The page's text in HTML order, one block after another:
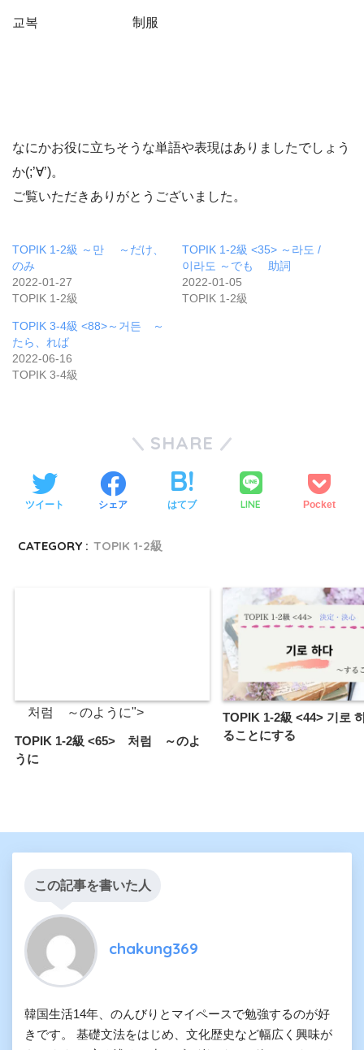
교복 制服
なにかお役に立ちそうな単語や表現はありましたでしょう
か(;’∀’)。
ご覧いただきありがとうございました。
TOPIK 1-2級 ～만 ～だけ、
のみ
2022-01-27
TOPIK 1-2級
TOPIK 1-2級 <35> ～라도 /
이라도 ～でも 助詞
2022-01-05
TOPIK 1-2級
TOPIK 3-4級 <88>～거든 ～
たら、れば
2022-06-16
TOPIK 3-4級
SHARE
ツイート シェア はてブ LINE Pocket
CATEGORY : TOPIK 1-2級
처럼 ～のように">
TOPIK 1-2級 <65> 처럼 ～のよ
うに
TOPIK 1-2級 <44> 기로
ることにする
この記事を書いた人
chakung369
韓国生活14年、のんびりとマイペースで勉強するのが好
きです。 基礎文法をはじめ、文化歴史など幅広く興味が